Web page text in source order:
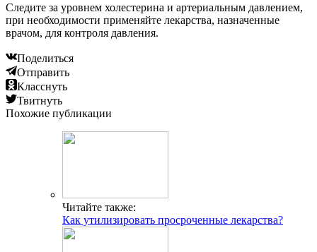
Следите за уровнем холестерина и артериальным давлением,
при необходимости применяйте лекарства, назначенные
врачом, для контроля давления.
Поделиться
Отправить
Класснуть
Твитнуть
Похожие публикации
Читайте также:
Как утилизировать просроченные лекарства?